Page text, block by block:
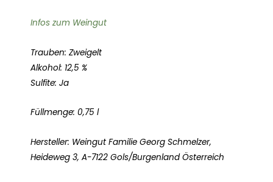
Infos zum Weingut
Trauben: Zweigelt
Alkohol: 12,5 %
Sulfite: Ja
Füllmenge: 0,75 l
Hersteller: Weingut Familie Georg Schmelzer,
Heideweg 3, A-7122 Gols/Burgenland Österreich